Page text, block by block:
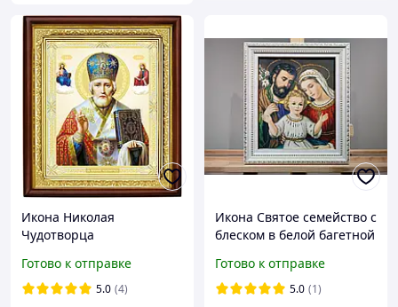
Икона Николая
Чудотворца
Готово к отправке
5.0 (4)
Икона Святое семейство с
блеском в белой багетной
Готово к отправке
5.0 (1)